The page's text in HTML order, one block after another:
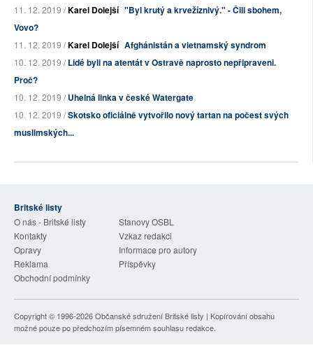
11. 12. 2019 /Karel Dolejší "Byl krutý a krvežíznivý." - Čili sbohem,
Vovo?
11. 12. 2019 /Karel Dolejší Afghánistán a vietnamský syndrom
10. 12. 2019 /Lidé byli na atentát v Ostravě naprosto nepřipraveni.
Proč?
10. 12. 2019 /Uhelná linka v české Watergate
10. 12. 2019 /Skotsko oficiálně vytvořilo nový tartan na počest svých
muslimských...
Britské listy
O nás - Britské listy
Stanovy OSBL
Kontakty
Vzkaz redakci
Opravy
Informace pro autory
Reklama
Příspěvky
Obchodní podmínky
Copyright © 1996-2026Občanské sdružení Britské listy | Kopírování obsahu
možné pouze po předchozím písemném souhlasu redakce.